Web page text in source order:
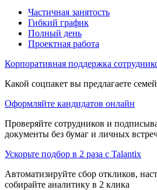
Частичная занятость
Гибкий график
Полный день
Проектная работа
Корпоративная поддержка
Какой соцпакет вы предлагаете
Оформляйте кандидатов онлайн
Проверяйте сотрудников и
документы без бумаг и личных
Ускорьте подбор в 2 раза с Talantix
Автоматизируйте сбор откликов,
собирайте аналитику в 2 клика